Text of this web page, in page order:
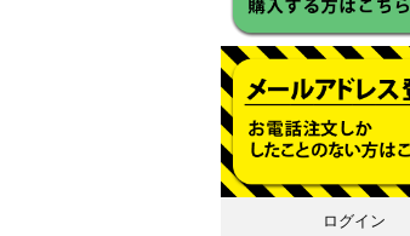
ログイン